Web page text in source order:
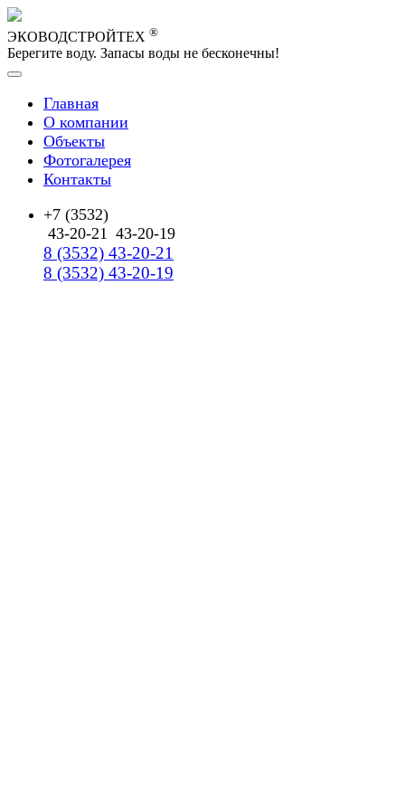
ЭКОВОДСТРОЙТЕХ ®
Берегите воду. Запасы воды не бесконечны!
Главная
О компании
Объекты
Фотогалерея
Контакты
+7 (3532)
43-20-21 43-20-19
8 (3532) 43-20-21
8 (3532) 43-20-19